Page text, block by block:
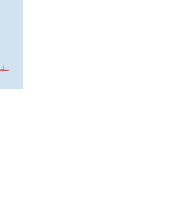
」